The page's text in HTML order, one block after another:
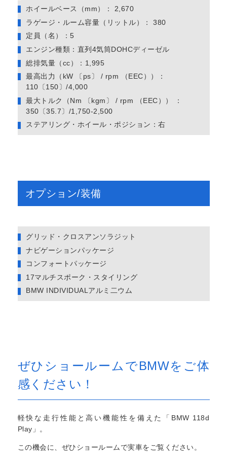
ホイールベース（mm）： 2,670
ラゲージ・ルーム容量（リットル）： 380
定員（名）：5
エンジン種類：直列4気筒DOHCディーゼル
総排気量（cc）：1,995
最高出力（kW 〔ps〕 / rpm （EEC））：
110〔150〕/4,000
最大トルク（Nm 〔kgm〕 / rpm （EEC）） ：
350〔35.7〕/1,750-2,500
ステアリング・ホイール・ポジション：右
オプション/装備
グリッド・クロスアンソラジット
ナビゲーションパッケージ
コンフォートパッケージ
17マルチスポーク・スタイリング
BMW INDIVIDUALアルミ二ウム
ぜひショールームでBMWをご体
感ください！
軽快な走行性能と高い機能性を備えた「BMW 118d
Play」。
この機会に、ぜひショールームで実車をご覧ください。